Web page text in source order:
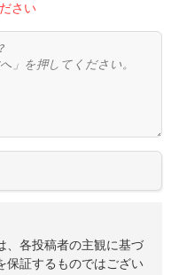
さい
、各投稿者の主観に基づ
保証するものではござい